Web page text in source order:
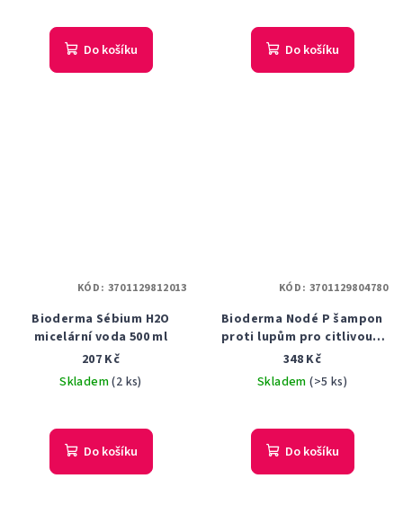
hodnocení
produktu
Do košíku Do košíku
Bioderma Sébium H2O
micelární voda 500 ml
207 Kč
Skladem(2 ks)
Do košíku
KÓD: 3701129812013
Bioderma Nodé P šampon
proti lupům pro citlivou a
podrážděnou pokožku
Anti-dandruff Soothing
Shampoo 400 ml
348 Kč
Skladem(>5 ks)
Do košíku
KÓD: 3701129804780